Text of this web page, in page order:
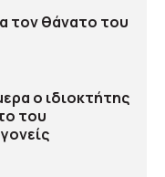
τον θάνατο του
ο ιδιοκτήτης
του